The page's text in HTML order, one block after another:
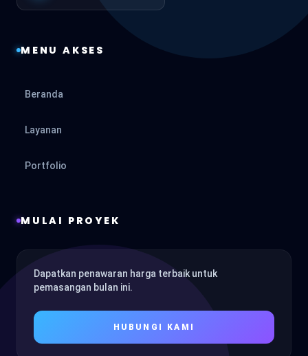
MENU AKSES
Beranda
Layanan
Portfolio
MULAI PROYEK
Dapatkan penawaran harga terbaik untuk
pemasangan bulan ini.
HUBUNGI KAMI